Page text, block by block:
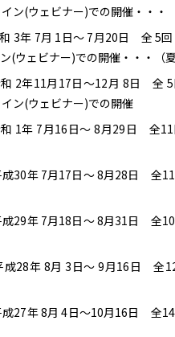
ン(ウェビナー)での開催・・・
3年 7月 1日～ 7月20日 全 5回
(ウェビナー)での開催・・・（夏
2年11月17日～12月 8日 全 5
ン(ウェビナー)での開催
1年 7月16日～ 8月29日 全11
30年 7月17日～ 8月28日 全
29年 7月18日～ 8月31日 全
28年 8月 3日～ 9月16日 全
27年 8月 4日～10月16日 全